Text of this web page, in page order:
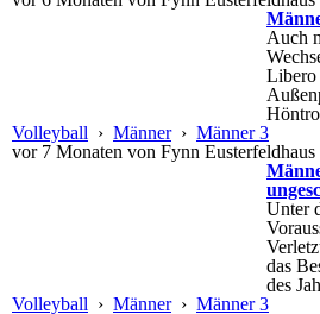
Auch
Libero
Volleyball › Männer › Männer 3
vor 7 Monaten von Fynn Eusterfeldhaus
Unter
das
des
Volleyball › Männer › Männer 3